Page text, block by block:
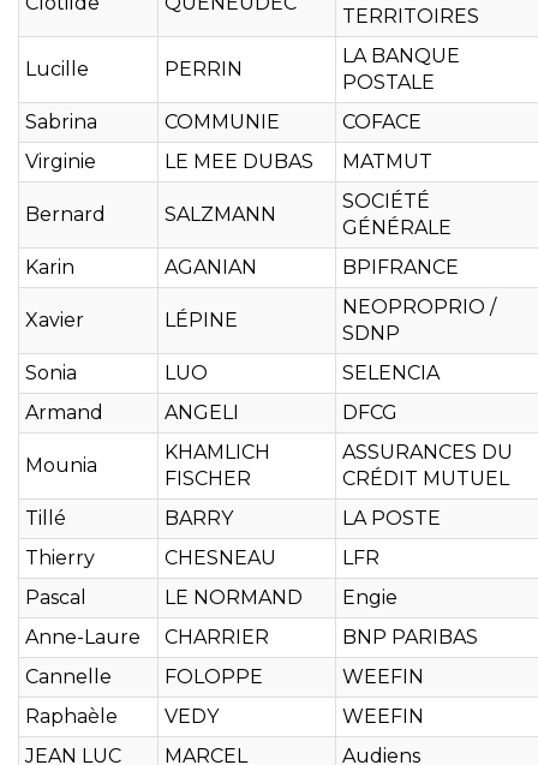
TERRITOIRES
Lucille PERRIN
LA BANQUE
POSTALE
Sabrina
COMMUNIE
COFACE
Virginie
LE MEE DUBAS MATMUT
Bernard SALZMANN
SOCIÉTÉ
GÉNÉRALE
Karin
AGANIAN BPIFRANCE
Xavier LÉPINE
NEOPROPRIO /
SDNP
Sonia
LUO
SELENCIA
Armand
ANGELI DFCG
Mounia
KHAMLICH
FISCHER
ASSURANCES DU
CRÉDIT MUTUEL
Tillé
BARRY
LA POSTE
Thierry
CHESNEAU
LFR
Pascal
LE NORMAND
Engie
Anne-Laure
CHARRIER
BNP PARIBAS
Cannelle
FOLOPPE
WEEFIN
Raphaèle
VEDY
WEEFIN
JEAN LUC
MARCEL
Audiens